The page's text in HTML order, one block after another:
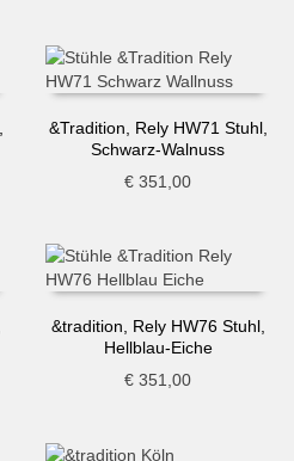
€ 310,00€
&Tradition, Rely HW71 Stuhl,
Schwarz-Walnuss
€ 351,00
&tradition, Rely HW76 Stuhl,
Hellblau-Eiche
€ 351,00